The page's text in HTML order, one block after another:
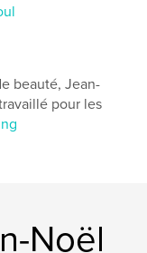
beauté, Jean-
pour les
Noël